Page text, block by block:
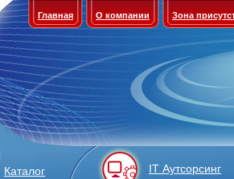
Главная О компании Зона
Каталог IT Аутсорсинг